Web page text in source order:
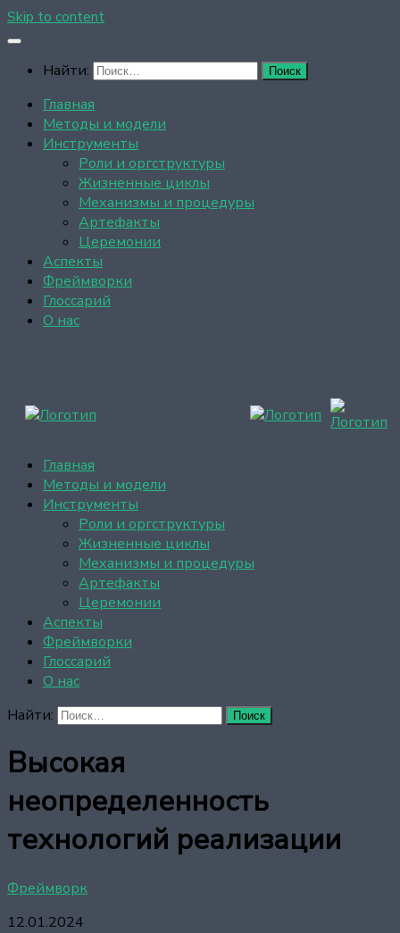
Skip to content
Найти:
Главная
Методы и модели
Инструменты
Роли и оргструктуры
Жизненные циклы
Механизмы и процедуры
Артефакты
Церемонии
Аспекты
Фреймворки
Глоссарий
О нас
Найти:
Главная
Методы и модели
Инструменты
Роли и оргструктуры
Жизненные циклы
Механизмы и процедуры
Артефакты
Церемонии
Аспекты
Фреймворки
Глоссарий
О нас
Высокая
неопределенность
технологий реализации
Фреймворк
12.01.2024